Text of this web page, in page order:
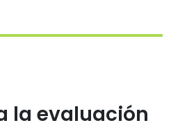
la evaluación